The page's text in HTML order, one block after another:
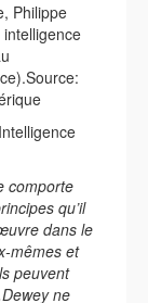
Philippe
comporte
qu’il
dans le
mêmes et
peuvent
ne